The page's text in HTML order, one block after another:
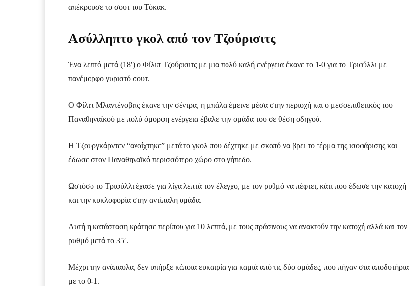
απέκρουσε το σουτ του Τόκακ.
Ασύλληπτο γκολ από τον Τζούρισιτς
Ένα λεπτό μετά (18′) ο Φίλιπ Τζούρισιτς με μια πολύ καλή ενέργεια έκανε το 1-0 για το Τριφύλλι με
πανέμορφο γυριστό σουτ.
Ο Φίλιπ Μλαντένοβιτς έκανε την σέντρα, η μπάλα έμεινε μέσα στην περιοχή και ο μεσοεπιθετικός του
Παναθηναϊκού με πολύ όμορφη ενέργεια έβαλε την ομάδα του σε θέση οδηγού.
Η Τζουργκάρντεν “ανοίχτηκε” μετά το γκολ που δέχτηκε με σκοπό να βρει το τέρμα της ισοφάρισης και
έδωσε στον Παναθηναϊκό περισσότερο χώρο στο γήπεδο.
Ωστόσο το Τριφύλλι έχασε για λίγα λεπτά τον έλεγχο, με τον ρυθμό να πέφτει, κάτι που έδωσε την κατοχή
και την κυκλοφορία στην αντίπαλη ομάδα.
Αυτή η κατάσταση κράτησε περίπου για 10 λεπτά, με τους πράσινους να ανακτούν την κατοχή αλλά και τον
ρυθμό μετά το 35′.
Μέχρι την ανάπαυλα, δεν υπήρξε κάποια ευκαιρία για καμιά από τις δύο ομάδες, που πήγαν στα αποδυτήρια
με το 0-1.